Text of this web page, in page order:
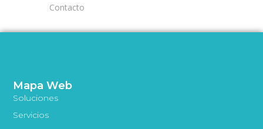
Contacto
Mapa Web
Soluciones
Servicios